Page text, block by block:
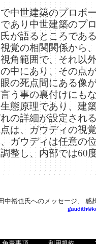
中世建築のプロポ
あり中世建築のプ
が語るところであ
覚の相関関係から
角範囲で、それ以
中にあり、その点
の死点間にある像
う事の裏付けにも
態原理であり、建
の詳細が設定され
は、ガウディの視
ガウディは任意の
整し、内部では60
中裕也氏へのメッセージ、 感